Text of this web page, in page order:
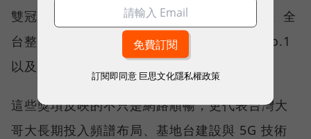
雙冠王，同時，包辦全台整體影音體驗 No.1、全
台整體語音體驗 No.1、全台 5G 語音體驗 No.1
以及全台網路在線率 No.1 多項榮譽。
這些獎項反映的不只是網路順暢，更代表台灣大
哥大長期投入頻譜布局、基地台建設與 5G 技術
訂閱即同意 巨思文化隱私權政策